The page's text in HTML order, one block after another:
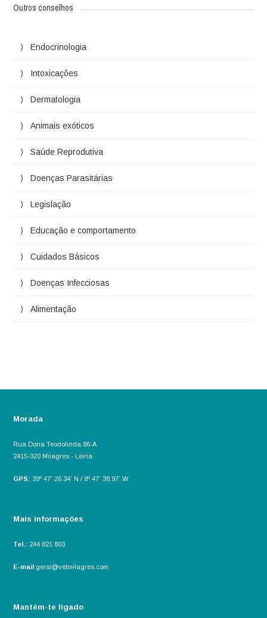
Outros conselhos
Endocrinologia
Intoxicações
Dermatologia
Animais exóticos
Saúde Reprodutiva
Doenças Parasitárias
Legislação
Educação e comportamento
Cuidados Básicos
Doenças Infecciosas
Alimentação
Morada
Rua Dona Teodolinda 86-A
2415-020 Milagres - Leiria
GPS: 39º 47’ 26.34’ N / 8º 47’ 38.97’ W
Mais informações
Tel.: 244 821 803
E-mail geral@vetmilagres.com
Mantém-te ligado